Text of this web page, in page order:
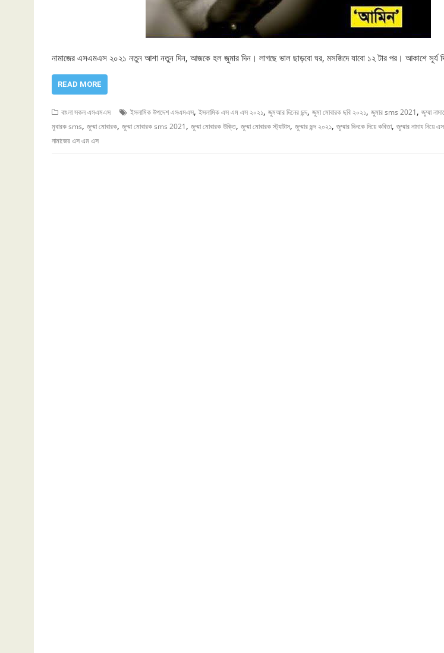
নামাজের এসএমএস ২০২১ নতুন আশা নতুন দিন, আজকে হল জুমার দিন। লাগছে ভাল ছাড়বো ঘর, মসজিদে যাবো ১২ টার পর। আকাশে সূর্য
READ MORE
বাংলা সকল এসএমএস ইসলামিক উপদেশ এসএমএস, ইসলামিক এস এম এস ২০২১, জুমআর দিনের ছন্দ, জুমা মোবারক ছবি ২০২১, জুমার sms 2021, জুম্মা
মুবারক sms, জুম্মা মোবারক, জুম্মা মোবারক sms 2021, জুম্মা মোবারক উক্তি, জুম্মা মোবারক স্ট্যাটাস, জুম্মার ছন্দ ২০২১, জুম্মার দিনকে দিয়ে কবিতা, জুম্মার নামায নিয়ে
নামাজের এস এম এস